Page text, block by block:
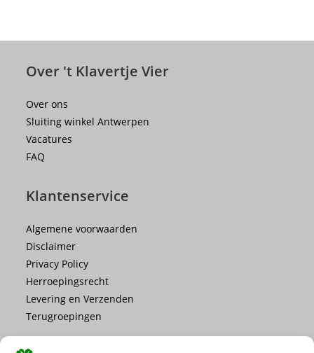
Over 't Klavertje Vier
Over ons
Sluiting winkel Antwerpen
Vacatures
FAQ
Klantenservice
Algemene voorwaarden
Disclaimer
Privacy Policy
Herroepingsrecht
Levering en Verzenden
Terugroepingen